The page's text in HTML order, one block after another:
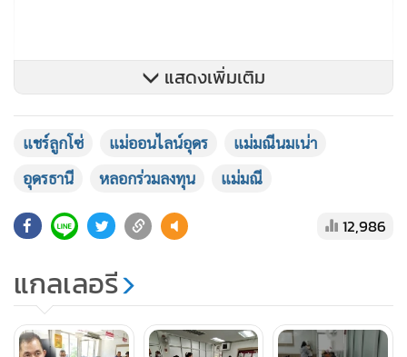
โดยยอดผู้เสียหายที่เดินทางมาแจ้งความเพื่อให้ดำเนินคดีต่อแม่
แสดงเพิ่มเติม
แชร์ลูกโซ่ แม่ออนไลน์อุดร
แม่มณีนมเน่า
อุดรธานี
หลอกร่วมลงทุน แม่มณี
12,986
แกลเลอรี